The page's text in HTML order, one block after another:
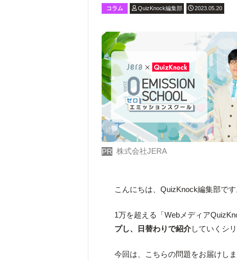
コラム QuizKnock編集部 2023.05.20
PR 株式会社JERA
こんにちは、QuizKnock編集部です
1万を超える「Webメディア
プし、日替わりで紹介していくシリ
今回は、こちらの問題をお届けしま